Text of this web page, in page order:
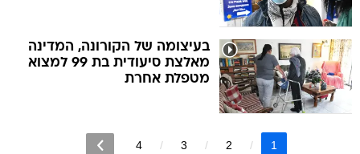
בעיצומה של הקורונה, המדינה
מאלצת סיעודית בת 99 למצוא
מטפלת אחרת
1
2
3
4